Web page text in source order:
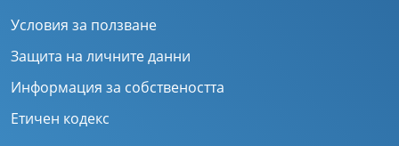
Условия за ползване
Защита на личните данни
Информация за собствеността
Етичен кодекс